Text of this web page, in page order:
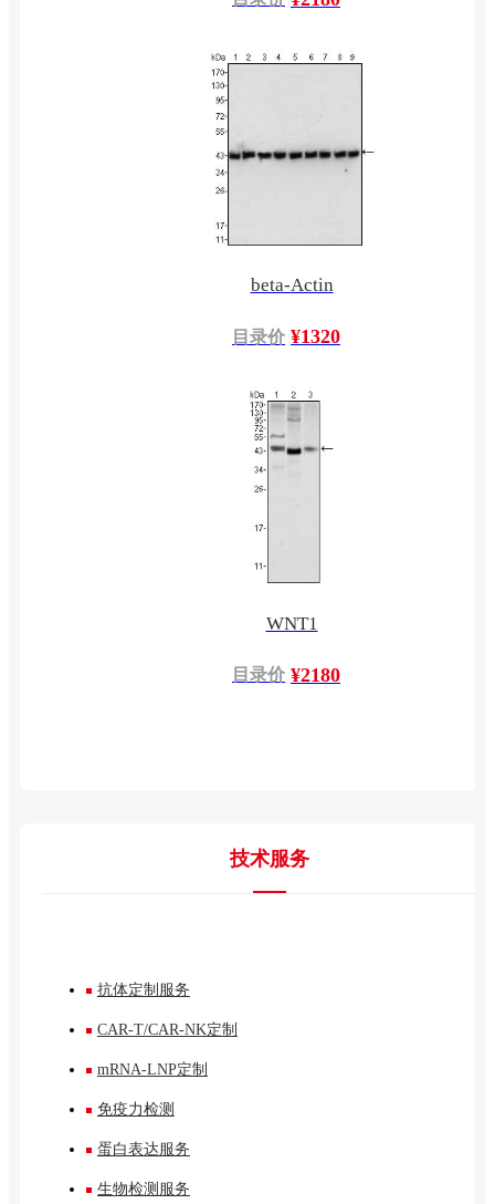
beta-Actin
目录价 ¥1320
WNT1
目录价 ¥2180
技术服务
抗体定制服务
CAR-T/CAR-NK定制
mRNA-LNP定制
免疫力检测
蛋白表达服务
生物检测服务